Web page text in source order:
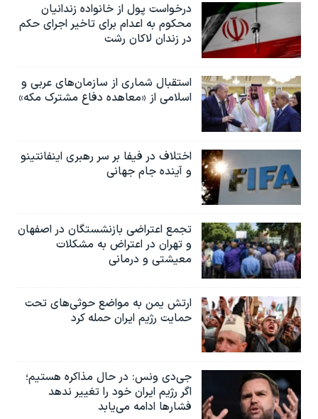
درخواست پول از خانواده زندانیان
محکوم به‌ اعدام برای تاخیر اجرای حکم
در زندان لاکان رشت
استقبال شماری از سازمان‌های عربی و
اسلامی از «معاهده دفاع مشترک مکه»
اختلاف در فیفا بر سر رهبری اینفانتینو
و آینده جام جهانی
تجمع اعتراضی بازنشستگان در اصفهان
و تهران در اعتراض به مشکلات
معیشتی و درمانی
ارتش یمن به مواضع حوثی‌های تحت
حمایت رژیم ایران حمله کرد
جی‌دی ونس: در حال مذاکره هستیم؛
اگر رژیم ایران خود را تغییر ندهد
فشارها ادامه می‌یابد